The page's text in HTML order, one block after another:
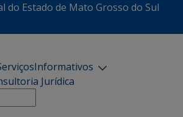
do Estado de Mato Grosso do Sul
Informativos
Jurídica